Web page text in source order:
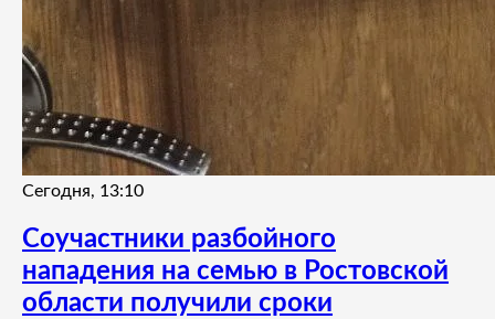
Сегодня, 13:10
Соучастники разбойного
нападения на семью в Ростовской
области получили сроки